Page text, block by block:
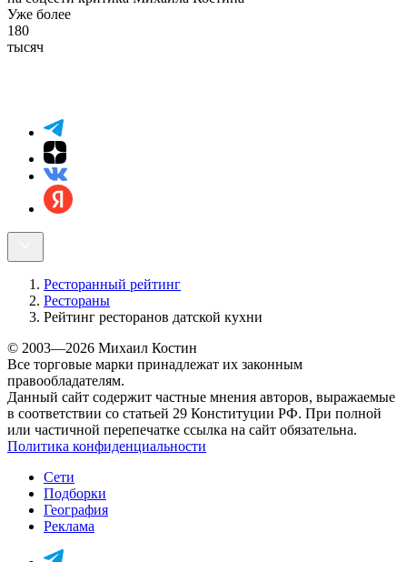
Уже более
180
тысяч
Ресторанный рейтинг
Рестораны
Рейтинг ресторанов датской кухни
© 2003—2026 Михаил Костин
Все торговые марки принадлежат их законным
правообладателям.
Данный сайт содержит частные мнения авторов, выражаемые
в соответствии со статьей 29 Конституции РФ. При полной
или частичной перепечатке ссылка на сайт обязательна.
Политика конфиденциальности
Сети
Подборки
География
Реклама